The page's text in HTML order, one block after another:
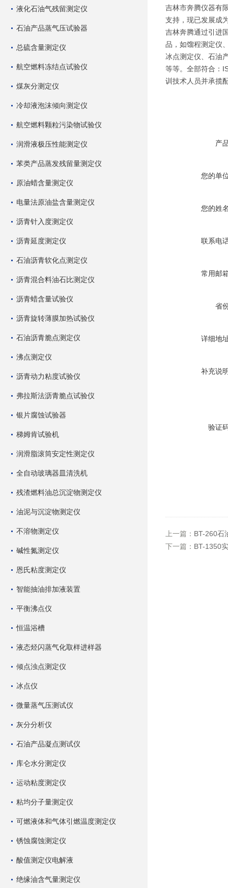
液化石油气残留测定仪
石油产品蒸气压试验器
总硫含量测定仪
航空燃料冻结点试验仪
煤灰分测定仪
冷却液泡沫倾向测定仪
航空燃料颗粒污染物试验仪
润滑液极压性能测定仪
苯类产品蒸发残留量测定仪
原油蜡含量测定仪
电量法原油盐含量测定仪
沥青针入度测定仪
沥青延度测定仪
石油沥青软化点测定仪
沥青混合料油石比测定仪
沥青蜡含量试验仪
沥青旋转薄膜加热试验仪
石油沥青脆点测定仪
沸点测定仪
沥青动力粘度试验仪
弗拉斯法沥青脆点试验仪
银片腐蚀试验器
梯姆肯试验机
润滑脂滚筒安定性测定仪
全自动玻璃器皿清洗机
残渣燃料油总沉淀物测定仪
油泥与沉淀物测定仪
不溶物测定仪
碱性氮测定仪
恩氏粘度测定仪
智能抽油排加液装置
平衡沸点仪
恒温浴槽
液态烃闪蒸气化取样进样器
倾点浊点测定仪
冰点仪
微量蒸气压测试仪
灰分分析仪
石油产品凝点测试仪
库仑水分测定仪
运动粘度测定仪
粘均分子量测定仪
可燃液体和气体引燃温度测定仪
锈蚀腐蚀测定仪
酸值测定仪电解液
绝缘油含气量测定仪
吉林市奔腾仪器有
支持，现已发展成
吉林奔腾通过引进
品，如馏程测定仪
冰点测定仪、石油
等等。全部符合：
训技术人员并承揽
产
您的单
您的姓
联系电
常用邮
省
详细地
补充说
验证
上一篇： BT-260石
下一篇： BT-1350